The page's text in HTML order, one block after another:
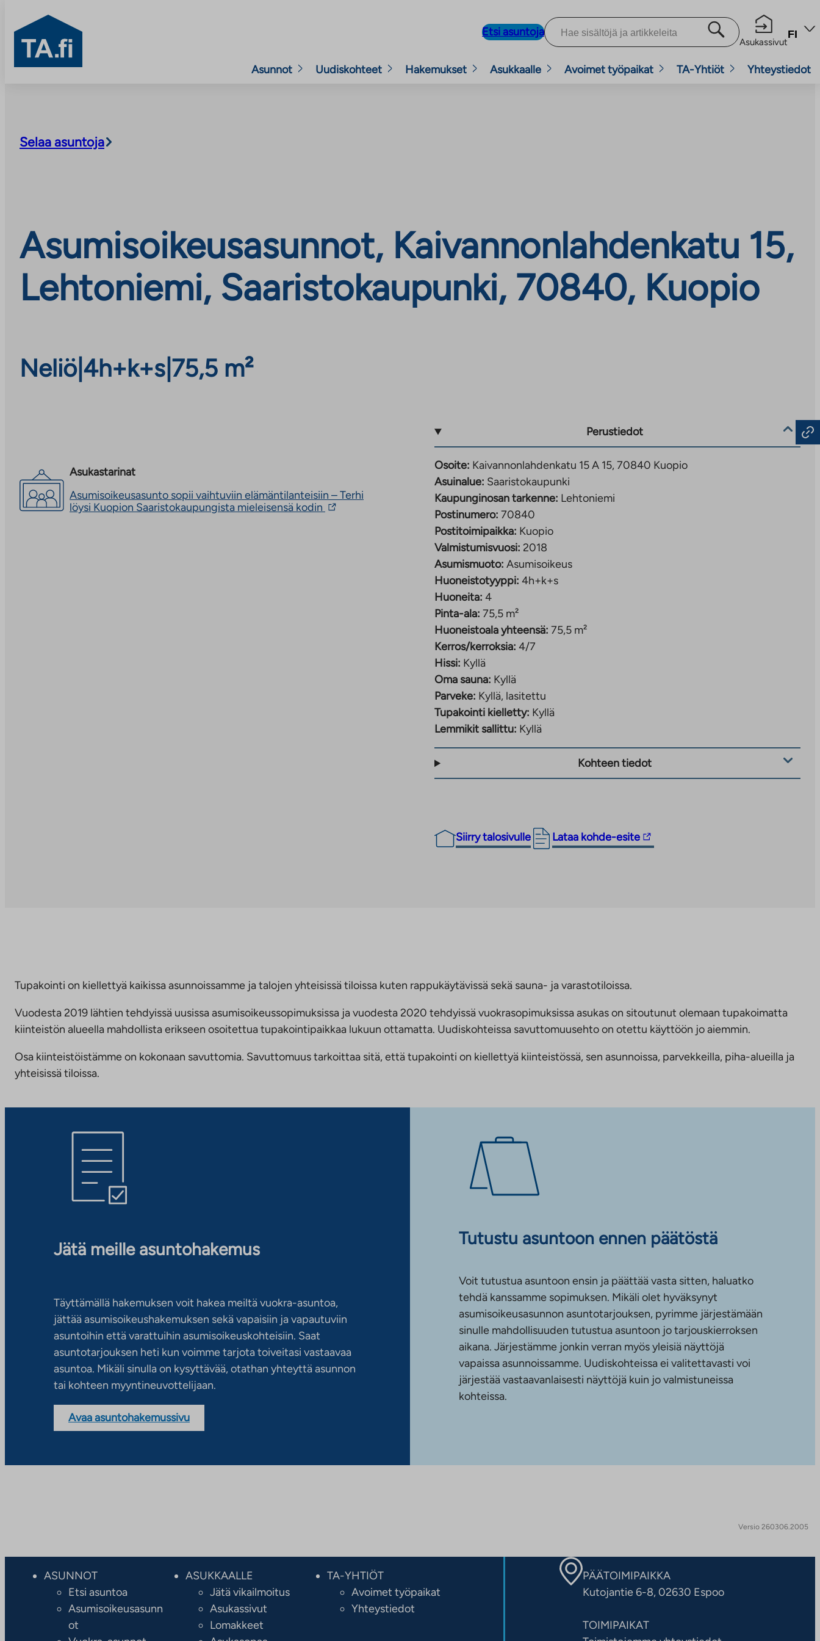
TA.fi
Etsi asuntoja
Asukassivut
FI
Asunnot Uudiskohteet Hakemukset Asukkaalle Avoimet työpaikat TA-Yhtiöt Yhteystiedot
Selaa asuntoja
Asumisoikeusasunnot, Kaivannonlahdenkatu 15,
Lehtoniemi, Saaristokaupunki, 70840, Kuopio
Neliö| 4h+k+s 75,5 m²
Asukastarinat
Asumisoikeusasunto sopii vaihtuviin elämäntilanteisiin – Terhi
löysi Kuopion Saaristokaupungista mieleisensä kodin Linkki
Perustiedot
Osoite: Kaivannonlahdenkatu 15 A 15, 70840 Kuopio
Asuinalue: Saaristokaupunki
Kaupunginosan tarkenne: Lehtoniemi
Postinumero: 70840
Postitoimipaikka: Kuopio
Valmistumisvuosi: 2018
Asumismuoto: Asumisoikeus
Huoneistotyyppi: 4h+k+s
Huoneita: 4
Pinta-ala: 75,5 m²
Huoneistoala yhteensä: 75,5 m²
Kerros/kerroksia: 4/7
Hissi: Kyllä
Oma sauna: Kyllä
Parveke: Kyllä, lasitettu
Tupakointi kielletty: Kyllä
Lemmikit sallittu: Kyllä
Kohteen tiedot
Siirry talosivulle Lataa kohde-esite
Linkki
Tupakointi on kiellettyä kaikissa asunnoissamme ja talojen yhteisissä tiloissa kuten rappukäytävissä sekä sauna- ja varastotiloissa.
Vuodesta 2019 lähtien tehdyissä uusissa asumisoikeussopimuksissa ja vuodesta 2020 tehdyissä vuokrasopimuksissa asukas on sitoutunut olemaan tupakoimatta
kiinteistön alueella mahdollista erikseen osoitettua tupakointipaikkaa lukuun ottamatta. Uudiskohteissa savuttomuusehto on otettu käyttöön jo aiemmin.
Osa kiinteistöistämme on kokonaan savuttomia. Savuttomuus tarkoittaa sitä, että tupakointi on kiellettyä kiinteistössä, sen asunnoissa, parvekkeilla, piha-alueilla ja
yhteisissä tiloissa.
Jätä meille asuntohakemus
Täyttämällä hakemuksen voit hakea meiltä vuokra-asuntoa,
jättää asumisoikeushakemuksen sekä vapaisiin ja vapautuviin
asuntoihin että varattuihin asumisoikeuskohteisiin. Saat
asuntotarjouksen heti kun voimme tarjota toiveitasi vastaavaa
asuntoa. Mikäli sinulla on kysyttävää, otathan yhteyttä asunnon
tai kohteen myyntineuvottelijaan.
Avaa asuntohakemussivu
Tutustu asuntoon ennen päätöstä
Voit tutustua asuntoon ensin ja päättää vasta sitten, haluatko
tehdä kanssamme sopimuksen. Mikäli olet hyväksynyt
asumisoikeusasunnon asuntotarjouksen, pyrimme järjestämään
sinulle mahdollisuuden tutustua asuntoon jo tarjouskierroksen
aikana. Järjestämme jonkin verran myös yleisiä näyttöjä
vapaissa asunnoissamme. Uudiskohteissa ei valitettavasti voi
järjestää vastaavanlaisesti näyttöjä kuin jo valmistuneissa
kohteissa.
Versio 260306.2005
ASUNNOT
Etsi asuntoa
Asumisoikeusasunn
ot
ASUKKAALLE
Jätä vikailmoitus
Asukassivut
Lomakkeet
TA-YHTIÖT
Avoimet työpaikat
Yhteystiedot
PÄÄTOIMIPAIKKA
Kutojantie 6-8, 02630 Espoo
TOIMIPAIKAT